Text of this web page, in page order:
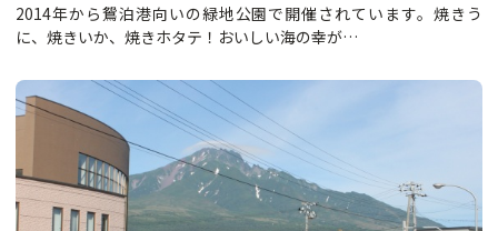
2014年から鴛泊港向いの緑地公園で開催されています。焼きう
に、焼きいか、焼きホタテ！おいしい海の幸が…